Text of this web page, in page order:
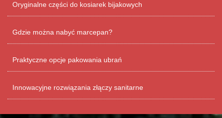
Oryginalne części do kosiarek bijakowych
Gdzie można nabyć marcepan?
Praktyczne opcje pakowania ubrań
Innowacyjne rozwiązania złączy sanitarne